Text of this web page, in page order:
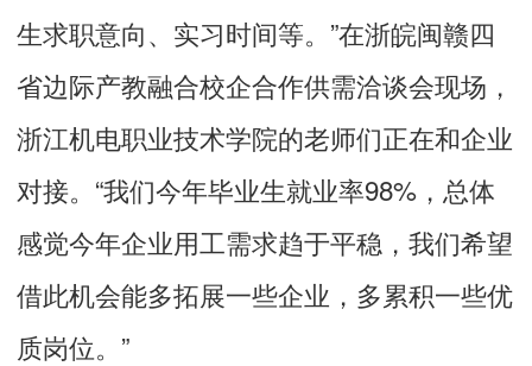
生求职意向、实习时间等。”在浙皖闽赣四
省边际产教融合校企合作供需洽谈会现场，
浙江机电职业技术学院的老师们正在和企业
对接。“我们今年毕业生就业率98%，总体
感觉今年企业用工需求趋于平稳，我们希望
借此机会能多拓展一些企业，多累积一些优
质岗位。”